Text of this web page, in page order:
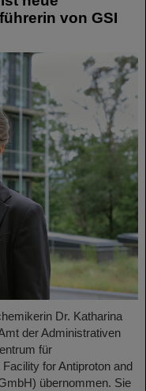
von GSI
Dr. Katharina
der Administrativen
für
for Antiproton and
übernommen. Sie